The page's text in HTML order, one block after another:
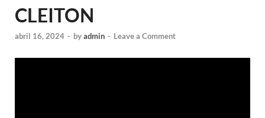
CLEITON
abril 16, 2024 - byadmin - Leave a Comment